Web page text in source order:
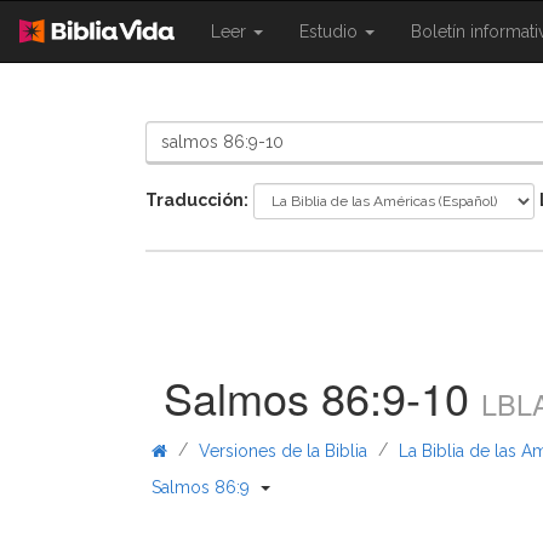
Leer
{{
Estudio
{{
Boletín
Traducción:
Salmos 86:9-10
/ Versiones de la Biblia / La Biblia de las
Salmos 86:9
{{